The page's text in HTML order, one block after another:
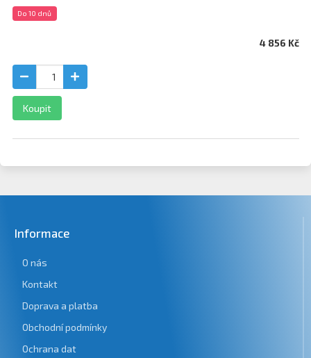
Do 10 dnů
4 856 Kč
Koupit
Informace
O nás
Kontakt
Doprava a platba
Obchodní podmínky
Ochrana dat